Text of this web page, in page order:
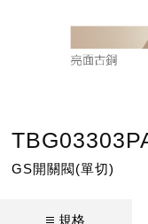
GS開關閥(單切)
規格